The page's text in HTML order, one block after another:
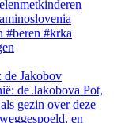
de Jakobov